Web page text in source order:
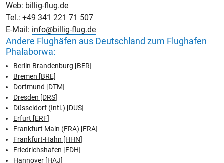
Web: billig-flug.de
Tel.: +49 341 221 71 507
E-Mail: info@billig-flug.de
Andere Flughäfen aus Deutschland zum Flughafen
Phalaborwa:
Berlin Brandenburg [BER]
Bremen [BRE]
Dortmund [DTM]
Dresden [DRS]
Düsseldorf (Intl.) [DUS]
Erfurt [ERF]
Frankfurt Main (FRA) [FRA]
Frankfurt-Hahn [HHN]
Friedrichshafen [FDH]
Hannover [HAJ]